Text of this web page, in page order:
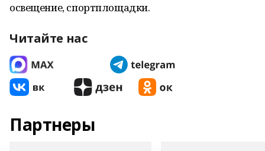
освещение, спортплощадки.
Читайте нас
Партнеры